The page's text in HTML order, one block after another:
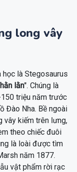
long vây
học là Stegosaurus
lằn". Chúng là
triệu năm trước
Đào Nha. Bề ngoài
vây kiếm trên lưng,
theo chiếc đuôi
là loài được tìm
năm 1877.
vật phẩm rời rạc